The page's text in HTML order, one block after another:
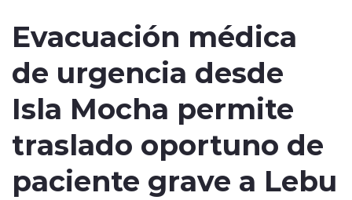
Tendencias
Internacional
Evacuación médica
de urgencia desde
Isla Mocha permite
traslado oportuno de
paciente grave a Lebu